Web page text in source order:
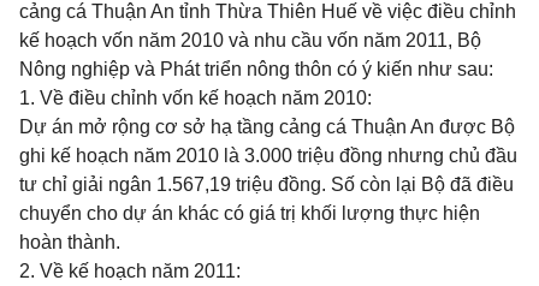
cảng cá Thuận An tỉnh Thừa Thiên Huế về việc điều chỉnh
kế hoạch vốn năm 2010 và nhu cầu vốn năm 2011, Bộ
Nông nghiệp và Phát triển nông thôn có ý kiến như sau:
1. Về điều chỉnh vốn kế hoạch năm 2010:
Dự án mở rộng cơ sở hạ tầng cảng cá Thuận An được Bộ
ghi kế hoạch năm 2010 là 3.000 triệu đồng nhưng chủ đầu
tư chỉ giải ngân 1.567,19 triệu đồng. Số còn lại Bộ đã điều
chuyển cho dự án khác có giá trị khối lượng thực hiện
hoàn thành.
2. Về kế hoạch năm 2011: